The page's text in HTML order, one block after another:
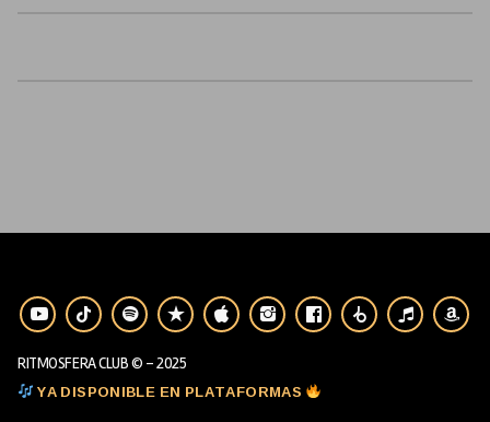
RITMOSFERA CLUB © - 2025
YA DISPONIBLE EN PLATAFORMAS